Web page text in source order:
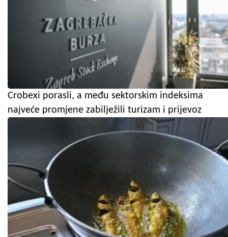
Crobexi porasli, a među sektorskim indeksima
najveće promjene zabilježili turizam i prijevoz